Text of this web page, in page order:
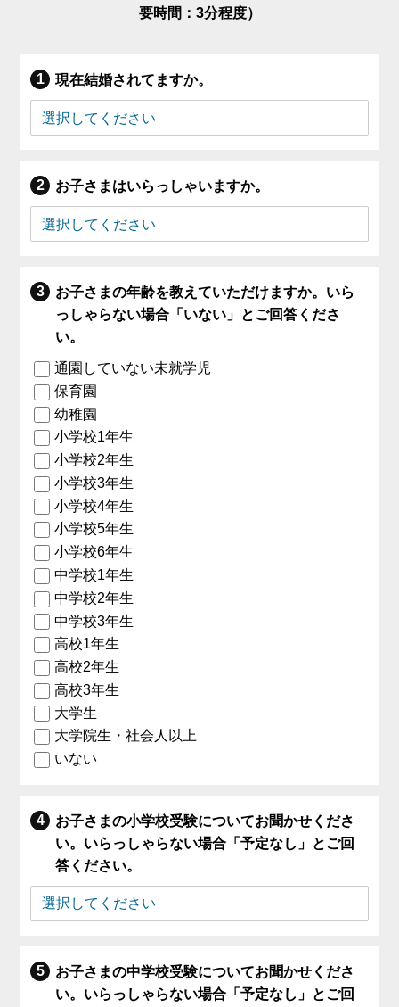
要時間：3分程度）
現在結婚されてますか。
お子さまはいらっしゃいますか。
お子さまの年齢を教えていただけますか。いら
っしゃらない場合「いない」とご回答くださ
い。
通園していない未就学児
保育園
幼稚園
小学校1年生
小学校2年生
小学校3年生
小学校4年生
小学校5年生
小学校6年生
中学校1年生
中学校2年生
中学校3年生
高校1年生
高校2年生
高校3年生
大学生
大学院生・社会人以上
いない
お子さまの小学校受験についてお聞かせくださ
い。いらっしゃらない場合「予定なし」とご回
答ください。
お子さまの中学校受験についてお聞かせくださ
い。いらっしゃらない場合「予定なし」とご回